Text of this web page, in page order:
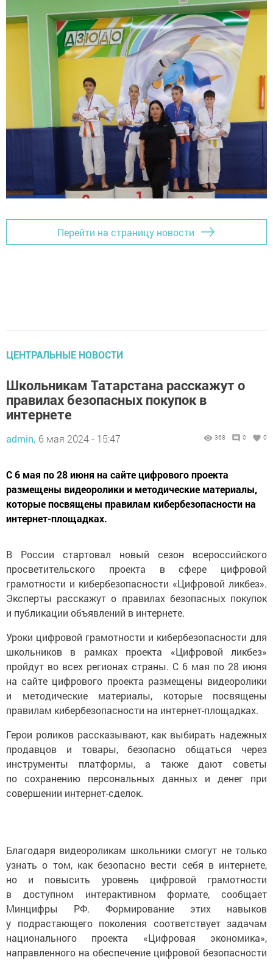
Перейти на страницу новости
ЦЕНТРАЛЬНЫЕ НОВОСТИ
Школьникам Татарстана расскажут о
правилах безопасных покупок в
интернете
admin, 6 мая 2024 - 15:47 368 0 0
С 6 мая по 28 июня на сайте цифрового проекта
размещены видеоролики и методические материалы,
которые посвящены правилам кибербезопасности на
интернет-площадках.
В России стартовал новый сезон всероссийского
просветительского проекта в сфере цифровой
грамотности и кибербезопасности «Цифровой ликбез».
Эксперты расскажут о правилах безопасных покупок
и публикации объявлений в интернете.
Уроки цифровой грамотности и кибербезопасности для
школьников в рамках проекта «Цифровой ликбез»
пройдут во всех регионах страны. С 6 мая по 28 июня
на сайте цифрового проекта размещены видеоролики
и методические материалы, которые посвящены
правилам кибербезопасности на интернет-площадках.
Герои роликов рассказывают, как выбирать надежных
продавцов и товары, безопасно общаться через
инструменты платформы, а также дают советы
по сохранению персональных данных и денег при
совершении интернет-сделок.
Благодаря видеороликам школьники смогут не только
узнать о том, как безопасно вести себя в интернете,
но и повысить уровень цифровой грамотности
в доступном интерактивном формате, сообщает
Минцифры РФ. Формирование этих навыков
у подрастающего поколения соответствует задачам
национального проекта «Цифровая экономика»,
направленного на обеспечение цифровой безопасности